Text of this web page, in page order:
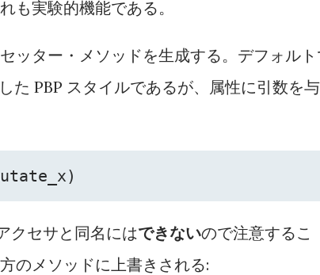
も実験的機能である。
ッター・メソッドを生成する。デフォル
た PBP スタイルであるが、属性に引数を与
クセサと同名にはできないので注意するこ
のメソッドに上書きされる: